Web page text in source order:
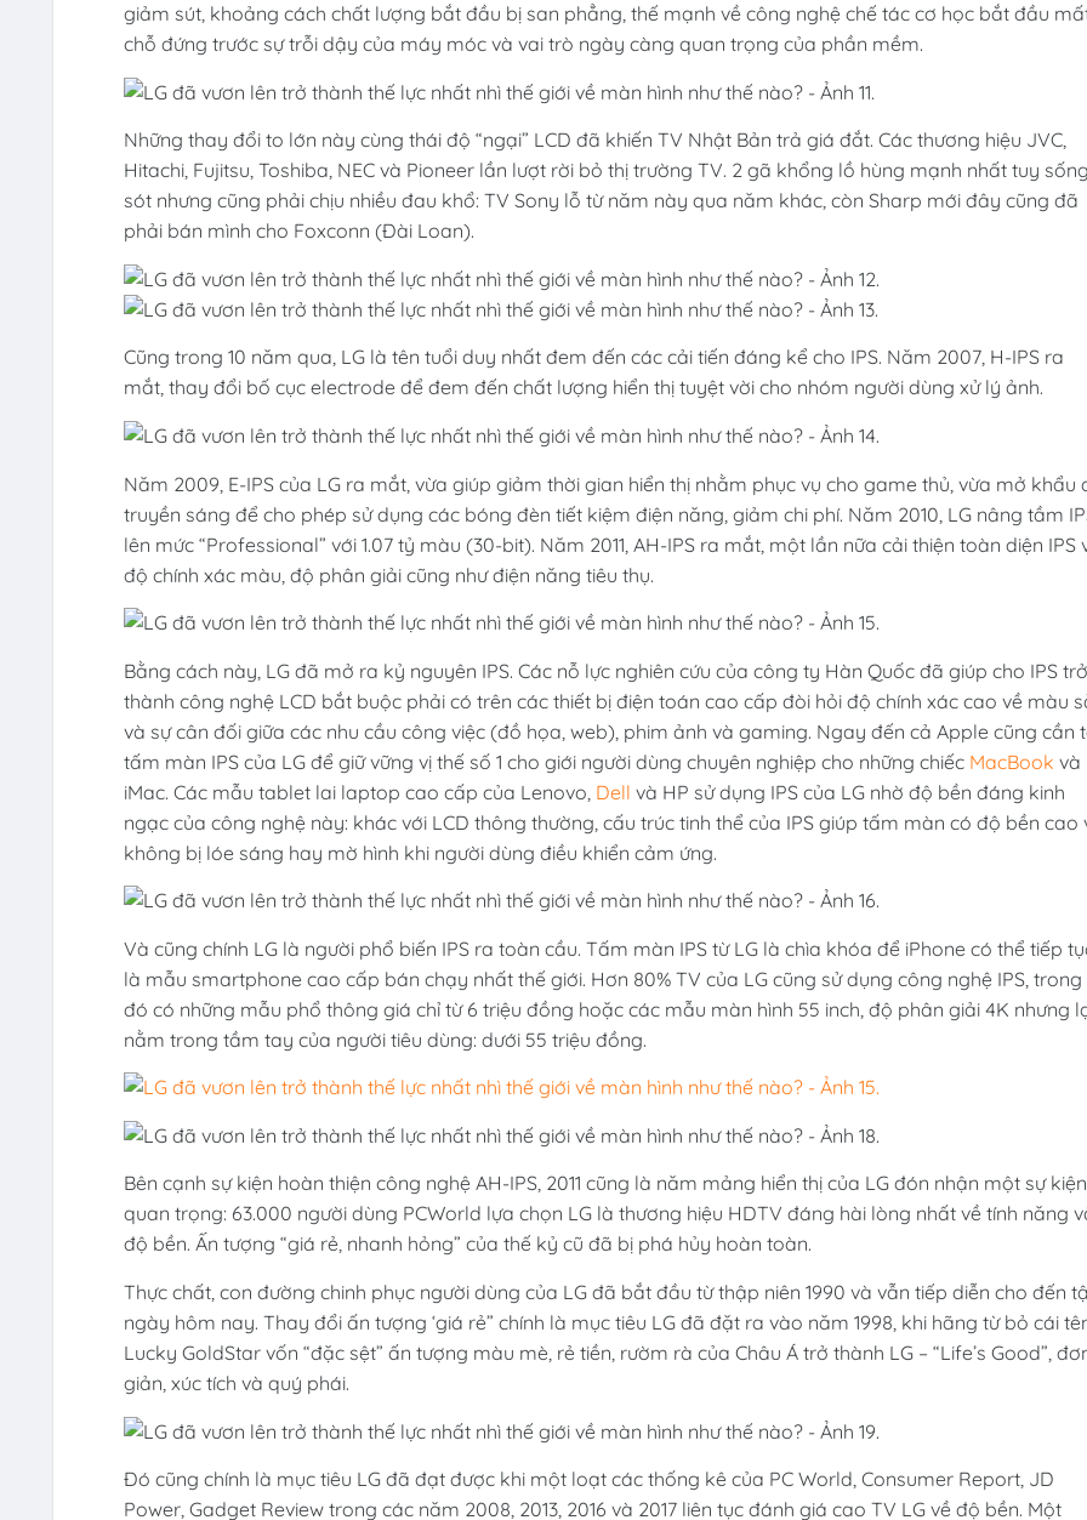
giảm sút, khoảng cách chất lượng bắt đầu bị san phẳng, thế mạnh về công nghệ chế tác cơ học bắt đầu
chỗ đứng trước sự trỗi dậy của máy móc và vai trò ngày càng quan trọng của phần mềm.
Những thay đổi to lớn này cùng thái độ “ngại” LCD đã khiến TV Nhật Bản trả giá đắt. Các thương hiệu JVC,
Hitachi, Fujitsu, Toshiba, NEC và Pioneer lần lượt rời bỏ thị trường TV. 2 gã khổng lồ hùng mạnh nhất tuy sống
sót nhưng cũng phải chịu nhiều đau khổ: TV Sony lỗ từ năm này qua năm khác, còn Sharp mới đây cũng đã
phải bán mình cho Foxconn (Đài Loan).
Cũng trong 10 năm qua, LG là tên tuổi duy nhất đem đến các cải tiến đáng kể cho IPS. Năm 2007, H-IPS ra
mắt, thay đổi bố cục electrode để đem đến chất lượng hiển thị tuyệt vời cho nhóm người dùng xử lý ảnh.
Năm 2009, E-IPS của LG ra mắt, vừa giúp giảm thời gian hiển thị nhằm phục vụ cho game thủ, vừa mở khẩu
truyền sáng để cho phép sử dụng các bóng đèn tiết kiệm điện năng, giảm chi phí. Năm 2010, LG nâng tầm
lên mức “Professional” với 1.07 tỷ màu (30-bit). Năm 2011, AH-IPS ra mắt, một lần nữa cải thiện toàn diện IPS
độ chính xác màu, độ phân giải cũng như điện năng tiêu thụ.
Bằng cách này, LG đã mở ra kỷ nguyên IPS. Các nỗ lực nghiên cứu của công ty Hàn Quốc đã giúp cho IPS trở
thành công nghệ LCD bắt buộc phải có trên các thiết bị điện toán cao cấp đòi hỏi độ chính xác cao về màu
và sự cân đối giữa các nhu cầu công việc (đồ họa, web), phim ảnh và gaming. Ngay đến cả Apple cũng cần
tấm màn IPS của LG để giữ vững vị thế số 1 cho giới người dùng chuyên nghiệp cho những chiếc MacBook và
iMac. Các mẫu tablet lai laptop cao cấp của Lenovo, Dell và HP sử dụng IPS của LG nhờ độ bền đáng kinh
ngạc của công nghệ này: khác với LCD thông thường, cấu trúc tinh thể của IPS giúp tấm màn có độ bền cao
không bị lóe sáng hay mờ hình khi người dùng điều khiển cảm ứng.
Và cũng chính LG là người phổ biến IPS ra toàn cầu. Tấm màn IPS từ LG là chìa khóa để iPhone có thể tiếp
là mẫu smartphone cao cấp bán chạy nhất thế giới. Hơn 80% TV của LG cũng sử dụng công nghệ IPS, trong
đó có những mẫu phổ thông giá chỉ từ 6 triệu đồng hoặc các mẫu màn hình 55 inch, độ phân giải 4K nhưng
nằm trong tầm tay của người tiêu dùng: dưới 55 triệu đồng.
Bên cạnh sự kiện hoàn thiện công nghệ AH-IPS, 2011 cũng là năm mảng hiển thị của LG đón nhận một sự kiện
quan trọng: 63.000 người dùng PCWorld lựa chọn LG là thương hiệu HDTV đáng hài lòng nhất về tính năng
độ bền. Ấn tượng “giá rẻ, nhanh hỏng” của thế kỷ cũ đã bị phá hủy hoàn toàn.
Thực chất, con đường chinh phục người dùng của LG đã bắt đầu từ thập niên 1990 và vẫn tiếp diễn cho đến
ngày hôm nay. Thay đổi ấn tượng ‘giá rẻ” chính là mục tiêu LG đã đặt ra vào năm 1998, khi hãng từ bỏ cái
Lucky GoldStar vốn “đặc sệt” ấn tượng màu mè, rẻ tiền, rườm rà của Châu Á trở thành LG – “Life’s Good”,
giản, xúc tích và quý phái.
Đó cũng chính là mục tiêu LG đã đạt được khi một loạt các thống kê của PC World, Consumer Report, JD
Power, Gadget Review trong các năm 2008, 2013, 2016 và 2017 liên tục đánh giá cao TV LG về độ bền. Một